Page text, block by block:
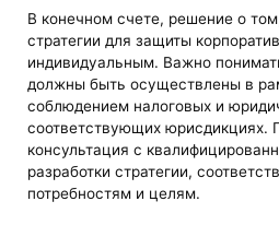
В конечном счете, решение о
стратегии для защиты
индивидуальным. Важно
должны быть осуществлены в
соблюдением налоговых и
соответствующих юрисдикциях.
консультация с
разработки стратегии,
потребностям и целям.